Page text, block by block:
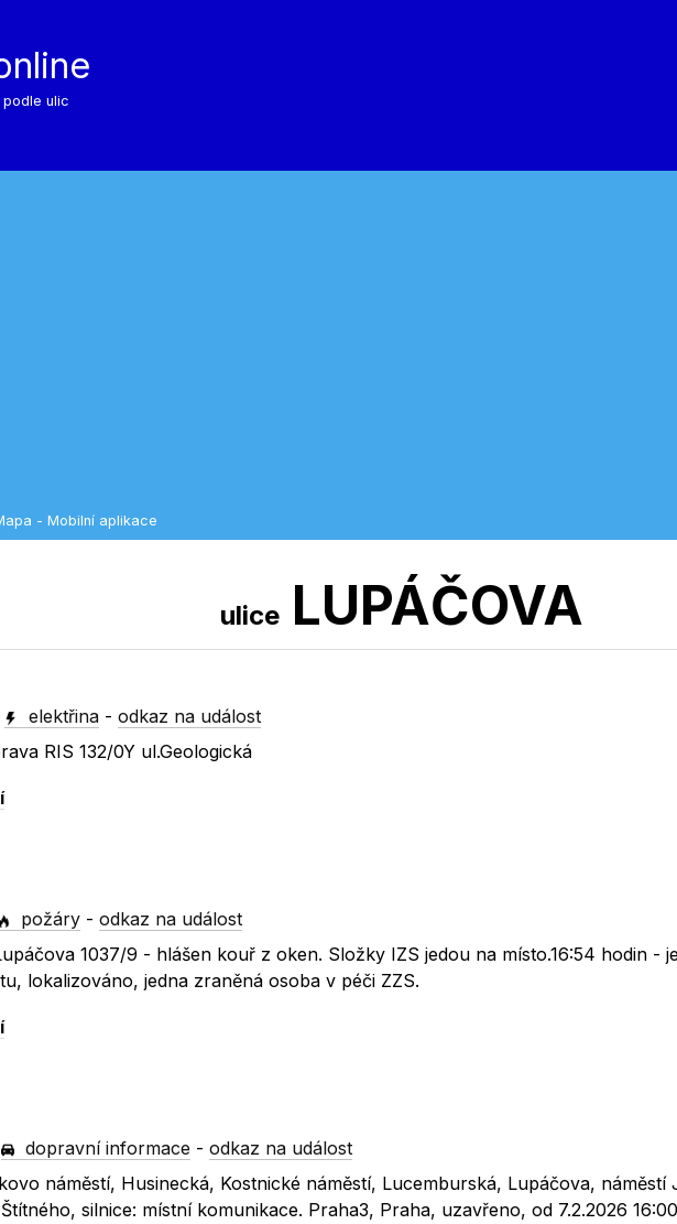
ulic
- Mobilní aplikace
ulice LUPÁČOVA
elektřina -odkaz na událost
RIS 132/0Y ul.Geologická
požáry -odkaz na událost
1037/9 - hlášen kouř z oken. Složky IZS jedou na místo.16:54 hodin -
lokalizováno, jedna zraněná osoba v péči ZZS.
dopravní informace -odkaz na událost
náměstí, Husinecká, Kostnické náměstí, Lucemburská, Lupáčova, náměstí
silnice: místní komunikace. Praha3, Praha, uzavřeno, od 7.2.2026